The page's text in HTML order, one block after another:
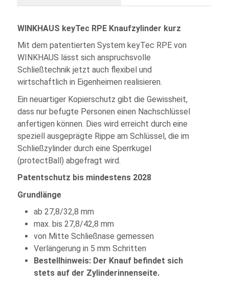
WINKHAUS keyTec RPE Knaufzylinder kurz
Mit dem patentierten System keyTec RPE von
WINKHAUS lässt sich anspruchsvolle
Schließtechnik jetzt auch flexibel und
wirtschaftlich in Eigenheimen realisieren.
Ein neuartiger Kopierschutz gibt die Gewissheit,
dass nur befugte Personen einen Nachschlüssel
anfertigen können. Dies wird erreicht durch eine
speziell ausgeprägte Rippe am Schlüssel, die im
Schließzylinder durch eine Sperrkugel
(protectBall) abgefragt wird.
Patentschutz bis mindestens 2028
Grundlänge
ab 27,8/32,8 mm
max. bis 27,8/42,8 mm
von Mitte Schließnase gemessen
Verlängerung in 5 mm Schritten
Bestellhinweis: Der Knauf befindet sich
stets auf der Zylinderinnenseite.